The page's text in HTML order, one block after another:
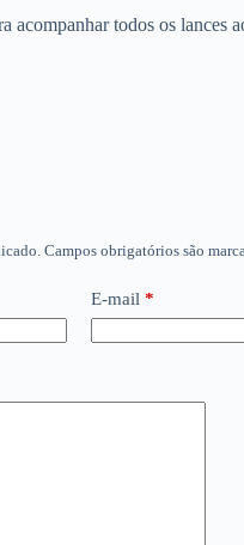
todos os lances
Campos obrigatórios são
E-mail *